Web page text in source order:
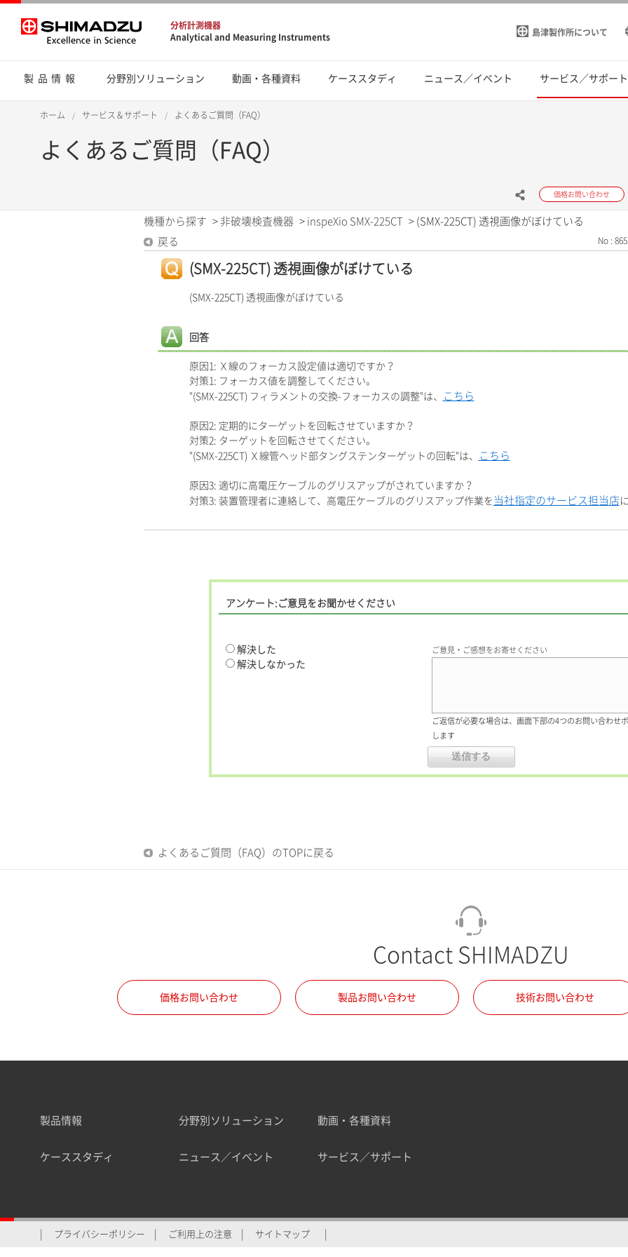
分析計測機器
Analytical and Measuring Instruments
島津製作所について
製品情報 分野別ソリューション 動画・各種資料 ケーススタディ ニュース／イベント サービス／サポート
ホーム サービス＆サポート よくあるご質問（FAQ）
よくあるご質問（FAQ）
価格お問い合わせ
機種から探す > 非破壊検査機器 > inspeXio SMX-225CT > (SMX-225CT) 透視画像がぼけている
戻る
No :
(SMX-225CT) 透視画像がぼけている
(SMX-225CT) 透視画像がぼけている
回答
原因1: Ｘ線のフォーカス設定値は適切ですか？
対策1: フォーカス値を調整してください。
"(SMX-225CT) フィラメントの交換-フォーカスの調整"は、
こちら
原因2: 定期的にターゲットを回転させていますか？
対策2: ターゲットを回転させてください。
"(SMX-225CT) Ｘ線管ヘッド部タングステンターゲットの回転"は、
こちら
原因3: 適切に高電圧ケーブルのグリスアップがされていますか？
対策3: 装置管理者に連絡して、高電圧ケーブルのグリスアップ作業を 当社指定のサービス担当店
アンケート:ご意見をお聞かせください
解決した
解決しなかった
ご意見・ご感想をお寄せください
ご返信が必要な場合は、画面下部の4つのお問い合わせ
します
よくあるご質問（FAQ）のTOPに戻る
Contact SHIMADZU
価格お問い合わせ 製品お問い合わせ 技術お問い合わせ
製品情報 分野別ソリューション 動画・各種資料
ケーススタディ ニュース／イベント サービス／サポート
プライバシーポリシー ご利用上の注意 サイトマップ